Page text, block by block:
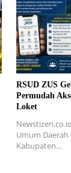
RSUD ZUS
Permudah
Loket
Umum Daerah
Kabupaten…